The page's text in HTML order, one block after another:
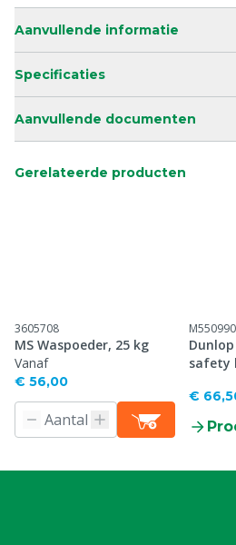
Aanvullende informatie
Specificaties
Aanvullende documenten
Gerelateerde producten
3605708
MS Waspoeder, 25 kg
Vanaf
€ 56,00
safety
€